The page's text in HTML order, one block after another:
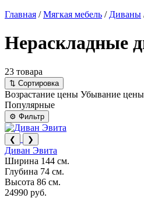
Главная / Мягкая мебель / Диваны
Нераскладные
23 товара
⇅ Сортировка
Возрастание цены Убывание цены
Популярные
⚙ Фильтр
❮ ❯
Диван Эвита
Ширина 144 см.
Глубина 74 см.
Высота 86 см.
24990 руб.